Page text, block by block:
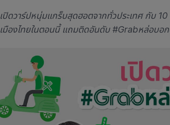
เปิดวาร์ปหนุ่มแกร็บสุดฮอตจากทั่วประเทศ กับ
เมืองไทยในตอนนี้ แถมติดอันดับ #Grabหล่อบอ